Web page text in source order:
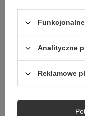
Potrzebujesz
dla innych.
Analityczne
Reklamowe